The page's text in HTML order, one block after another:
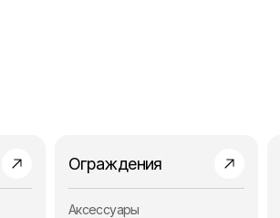
Ограждения
Аксессуары